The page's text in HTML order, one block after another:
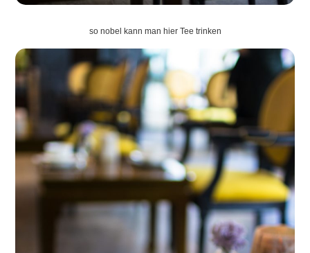
so nobel kann man hier Tee trinken